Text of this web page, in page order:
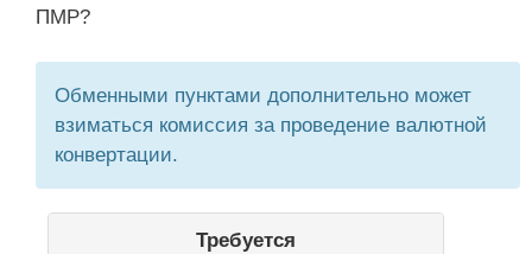
ПМР?
Обменными пунктами дополнительно может
взиматься комиссия за проведение валютной
конвертации.
Требуется